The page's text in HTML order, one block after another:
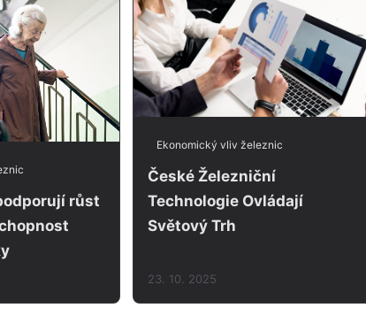
růst
Ekonomický vliv železnic
České Železniční
Technologie Ovládají
Světový Trh
23. 10. 2025